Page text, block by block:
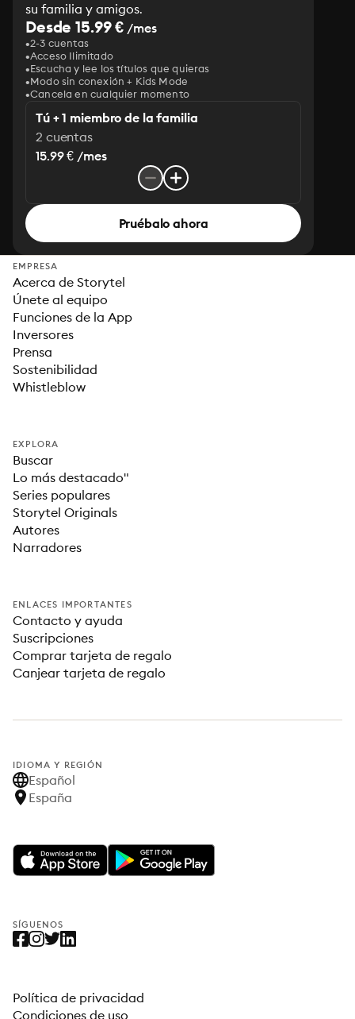
su familia y amigos.
Desde 15.99 € /mes
2-3 cuentas
Acceso Ilimitado
Escucha y lee los títulos que quieras
Modo sin conexión + Kids Mode
Cancela en cualquier momento
Tú + 1 miembro de la familia
2 cuentas
15.99 € /mes
Pruébalo ahora
EMPRESA
Acerca de Storytel
Únete al equipo
Funciones de la App
Inversores
Prensa
Sostenibilidad
Whistleblow
EXPLORA
Buscar
Lo más destacado"
Series populares
Storytel Originals
Autores
Narradores
ENLACES IMPORTANTES
Contacto y ayuda
Suscripciones
Comprar tarjeta de regalo
Canjear tarjeta de regalo
IDIOMA Y REGIÓN
Español
España
SÍGUENOS
Política de privacidad
Condiciones de uso